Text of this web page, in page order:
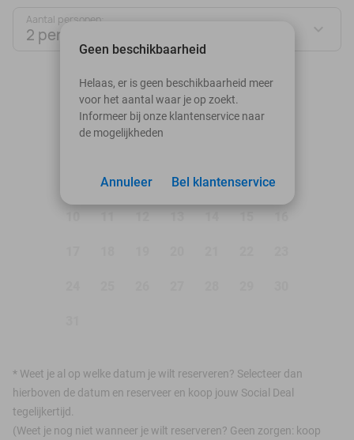
Aantal personen:
2 personen
augustus 2026
Ma
Di Wo Do Vr
4 5 6 7 8
* Weet je al op welke datum je wilt reserveren? Selecteer dan
hierboven de datum en reserveer en koop jouw Social Deal
tegelijkertijd.
(Weet je nog niet wanneer je wilt reserveren? Geen zorgen: koop
Geen beschikbaarheid
Helaas, er is geen beschikbaarheid meer
voor het aantal waar je op zoekt.
Informeer bij onze klantenservice naar
de mogelijkheden
Bel klantenservice
Annuleer